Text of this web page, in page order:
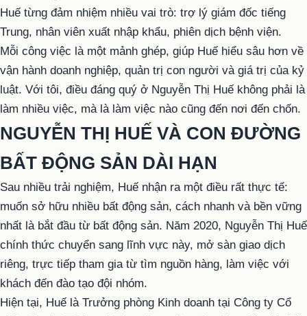
Huế từng đảm nhiệm nhiều vai trò: trợ lý giám đốc tiếng
Trung, nhân viên xuất nhập khẩu, phiên dịch bệnh viện.
Mỗi công việc là một mảnh ghép, giúp Huế hiểu sâu hơn về
vận hành doanh nghiệp, quản trị con người và giá trị của kỷ
luật. Với tôi, điều đáng quý ở Nguyễn Thị Huế không phải là
làm nhiều việc, mà là làm việc nào cũng đến nơi đến chốn.
NGUYỄN THỊ HUẾ VÀ CON ĐƯỜNG
BẤT ĐỘNG SẢN DÀI HẠN
Sau nhiều trải nghiệm, Huế nhận ra một điều rất thực tế:
muốn sở hữu nhiều bất động sản, cách nhanh và bền vững
nhất là bắt đầu từ bất động sản. Năm 2020, Nguyễn Thị Huế
chính thức chuyển sang lĩnh vực này, mở sàn giao dịch
riêng, trực tiếp tham gia từ tìm nguồn hàng, làm việc với
khách đến đào tạo đội nhóm.
Hiện tại, Huế là Trưởng phòng Kinh doanh tại Công ty Cổ